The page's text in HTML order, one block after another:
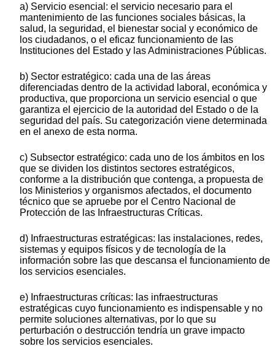
a) Servicio esencial: el servicio necesario para el
mantenimiento de las funciones sociales básicas, la
salud, la seguridad, el bienestar social y económico de
los ciudadanos, o el eficaz funcionamiento de las
Instituciones del Estado y las Administraciones Públicas.
b) Sector estratégico: cada una de las áreas
diferenciadas dentro de la actividad laboral, económica y
productiva, que proporciona un servicio esencial o que
garantiza el ejercicio de la autoridad del Estado o de la
seguridad del país. Su categorización viene determinada
en el anexo de esta norma.
c) Subsector estratégico: cada uno de los ámbitos en los
que se dividen los distintos sectores estratégicos,
conforme a la distribución que contenga, a propuesta de
los Ministerios y organismos afectados, el documento
técnico que se apruebe por el Centro Nacional de
Protección de las Infraestructuras Críticas.
d) Infraestructuras estratégicas: las instalaciones, redes,
sistemas y equipos físicos y de tecnología de la
información sobre las que descansa el funcionamiento de
los servicios esenciales.
e) Infraestructuras críticas: las infraestructuras
estratégicas cuyo funcionamiento es indispensable y no
permite soluciones alternativas, por lo que su
perturbación o destrucción tendría un grave impacto
sobre los servicios esenciales.